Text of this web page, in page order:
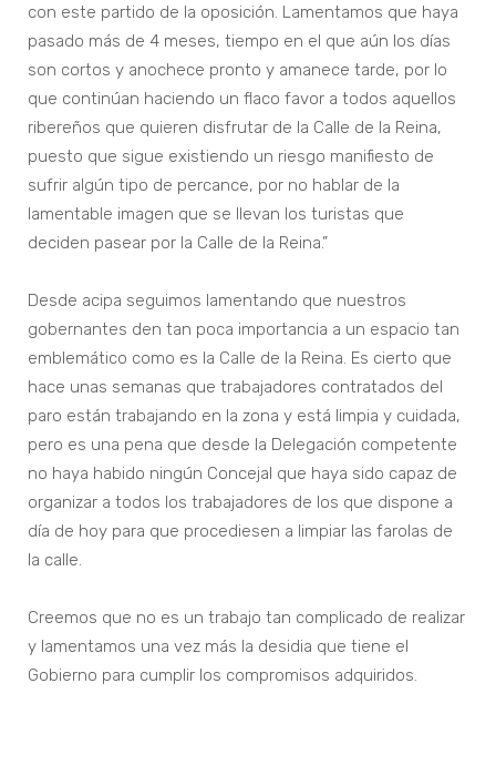
con este partido de la oposición. Lamentamos que haya
pasado más de 4 meses, tiempo en el que aún los días
son cortos y anochece pronto y amanece tarde, por lo
que continúan haciendo un flaco favor a todos aquellos
ribereños que quieren disfrutar de la Calle de la Reina,
puesto que sigue existiendo un riesgo manifiesto de
sufrir algún tipo de percance, por no hablar de la
lamentable imagen que se llevan los turistas que
deciden pasear por la Calle de la Reina.”
Desde acipa seguimos lamentando que nuestros
gobernantes den tan poca importancia a un espacio tan
emblemático como es la Calle de la Reina. Es cierto que
hace unas semanas que trabajadores contratados del
paro están trabajando en la zona y está limpia y cuidada,
pero es una pena que desde la Delegación competente
no haya habido ningún Concejal que haya sido capaz de
organizar a todos los trabajadores de los que dispone a
día de hoy para que procediesen a limpiar las farolas de
la calle.
Creemos que no es un trabajo tan complicado de realizar
y lamentamos una vez más la desidia que tiene el
Gobierno para cumplir los compromisos adquiridos.